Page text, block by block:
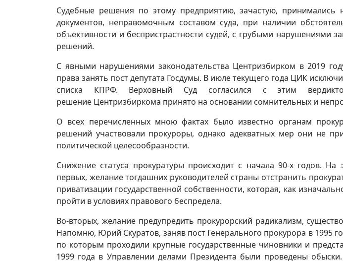
Судебные решения по этому предприятию, зачастую, принимались
документов, неправомочным составом суда, при наличии
объективности и беспристрастности судей, с грубыми нарушениями
решений.
С явными нарушениями законодательства Центризбирком в 2019
права занять пост депутата Госдумы. В июле текущего года ЦИК
списка КПРФ. Верховный Суд согласился с этим
решение Центризбиркома принято на основании сомнительных и
О всех перечисленных мною фактах было известно органам
решений участвовали прокуроры, однако адекватных мер они не
политической целесообразности.
Снижение статуса прокуратуры происходит с начала 90-х годов.
первых, желание тогдашних руководителей страны отстранить
приватизации государственной собственности, которая, как
пройти в условиях правового беспредела.
Во-вторых, желание предупредить прокурорский радикализм,
Напомню, Юрий Скуратов, заняв пост Генерального прокурора в 1995
по которым проходили крупные государственные чиновники и
1999 года в Управлении делами Президента были проведены